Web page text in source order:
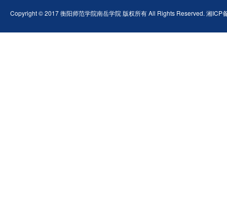
Copyright © 2017 衡阳师范学院南岳学院 版权所有 All Rights Reserved. 湘ICP